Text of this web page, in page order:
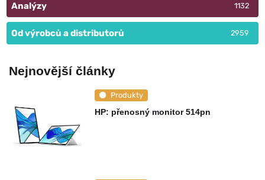
Analýzy 1132
Od výrobců a distributorů 2959
Nejnovější články
Produkty
HP: přenosný monitor 514pn